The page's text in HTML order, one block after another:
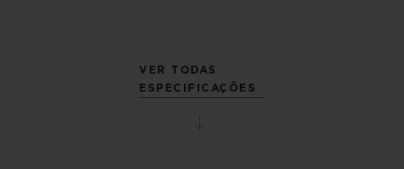
VER TODAS
ESPECIFICAÇÕES